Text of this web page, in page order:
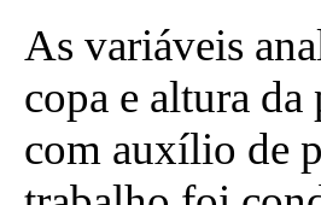
As variáveis
copa e altura
com auxílio de